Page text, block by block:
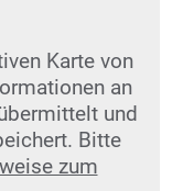
Karte von
an
und
Bitte
zum